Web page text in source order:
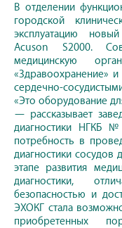
В отделении
городской
эксплуатацию
Acuson S2000.
медицинскую
«Здравоохранение»
сердечно-
«Это оборудование
— рассказывает
диагностики НГКБ
потребность в
диагностики сосудов
этапе развития
диагностики,
безопасностью и
ЭХОКГ стала
приобретенных